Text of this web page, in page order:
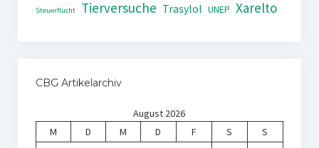
Steuerflucht Tierversuche Trasylol UNEP Xarelto
CBG Artikelarchiv
August 2026
M
D M D F S
S